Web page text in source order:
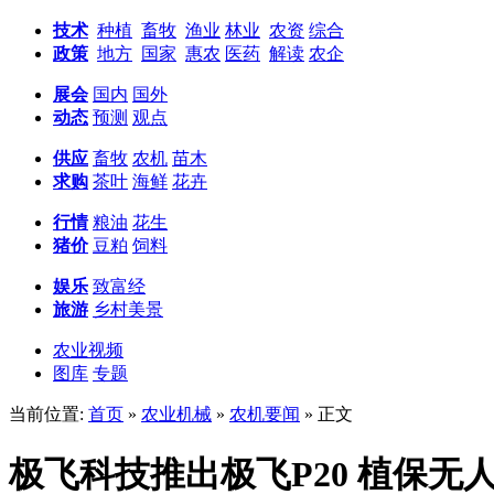
技术 种植 畜牧 渔业 林业 农资 综合
政策 地方 国家 惠农 医药 解读 农企
展会 国内 国外
动态 预测 观点
供应 畜牧 农机 苗木
求购 茶叶 海鲜 花卉
行情 粮油 花生
猪价 豆粕 饲料
娱乐 致富经
旅游 乡村美景
农业视频
图库 专题
当前位置: 首页 » 农业机械 » 农机要闻 » 正文
极飞科技推出极飞P20 植保无